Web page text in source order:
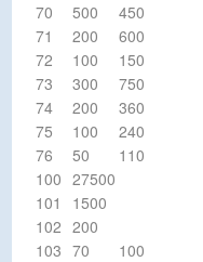
70
500
450
71
200
600
72
100
150
73
300
750
74
200
360
75
100
240
76
50
110
100 27500
101
1500
102 200
103 70
100